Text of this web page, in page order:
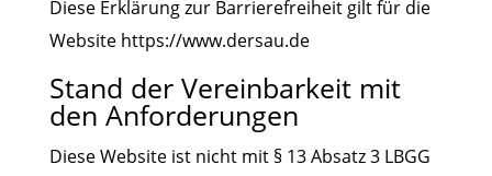
Diese Erklärung zur Barrierefreiheit gilt für die
Website https://www.dersau.de
Stand der Vereinbarkeit mit
den Anforderungen
Diese Website ist nicht mit § 13 Absatz 3 LBGG